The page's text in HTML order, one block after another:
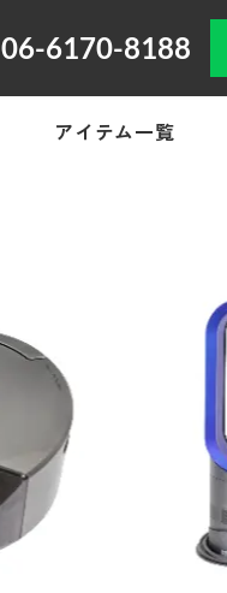
06-6170-8188
アイテム一覧